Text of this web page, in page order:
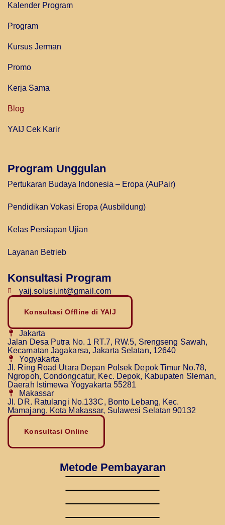
Kalender Program
Program
Kursus Jerman
Promo
Kerja Sama
Blog
YAIJ Cek Karir
Program Unggulan
Pertukaran Budaya Indonesia – Eropa (AuPair)
Pendidikan Vokasi Eropa (Ausbildung)
Kelas Persiapan Ujian
Layanan Betrieb
Konsultasi Program
yaij.solusi.int@gmail.com
Konsultasi Offline di YAIJ
Jakarta
Jalan Desa Putra No. 1 RT.7, RW.5, Srengseng Sawah,
Kecamatan Jagakarsa, Jakarta Selatan, 12640
Yogyakarta
Jl. Ring Road Utara Depan Polsek Depok Timur No.78,
Ngropoh, Condongcatur, Kec. Depok, Kabupaten Sleman,
Daerah Istimewa Yogyakarta 55281
Makassar
Jl. DR. Ratulangi No.133C, Bonto Lebang, Kec.
Mamajang, Kota Makassar, Sulawesi Selatan 90132
Konsultasi Online
Metode Pembayaran